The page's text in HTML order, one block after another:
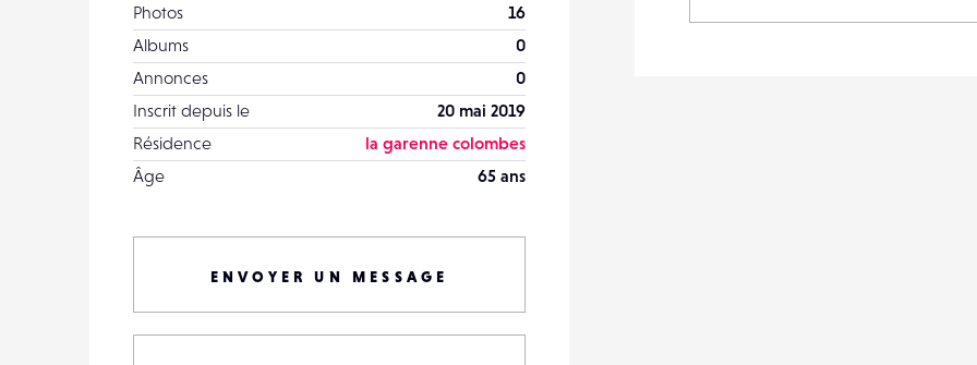
Photos
16
Albums
0
Annonces
0
Inscrit depuis le
20 mai 2019
Résidence
la garenne colombes
Âge
65 ans
ENVOYER UN MESSAGE